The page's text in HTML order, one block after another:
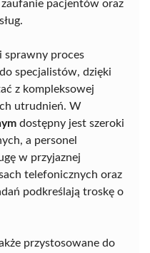
pacjentów oraz
sprawny proces
specjalistów, dzięki
z kompleksowej
utrudnień. W
dostępny jest szeroki
a personel
w przyjaznej
telefonicznych oraz
podkreślają troskę o
przystosowane do